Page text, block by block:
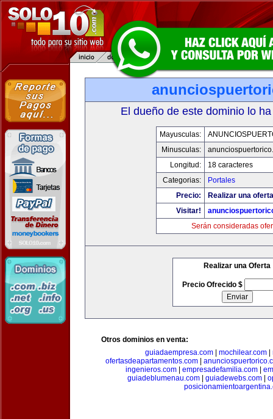
El dueño de este dominio lo
Mayusculas:
Minusculas:
Longitud:
18 caracteres
Categorias:
Portales
Precio:
Realizar una
Visitar!
Serán consideradas
Realizar una Oferta
Precio Ofrecido $
Otros dominios en venta:
guiadaempresa.com
mochilear.com
ofertasdeapartamentos.com
ingenieros.com| empresadefamilia.com|
guiadeblumenau.com| guiadewebs.com|